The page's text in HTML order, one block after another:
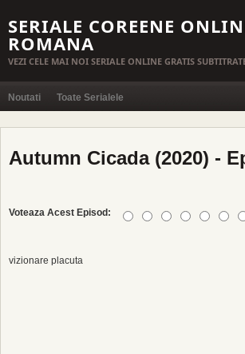
SERIALE COREENE
ROMANA
VEZI CELE MAI NOI SERIALE ONLINE GRATIS
Noutati Toate Serialele
Autumn Cicada (2020) -
Voteaza Acest Episod:
vizionare placuta